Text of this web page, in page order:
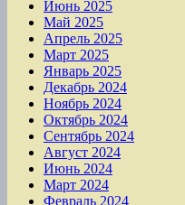
Июнь 2025
Май 2025
Апрель 2025
Март 2025
Январь 2025
Декабрь 2024
Ноябрь 2024
Октябрь 2024
Сентябрь 2024
Август 2024
Июнь 2024
Март 2024
Февраль 2024